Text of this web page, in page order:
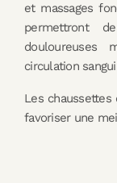
et massages
permettront
douloureuses
circulation
Les
favoriser une